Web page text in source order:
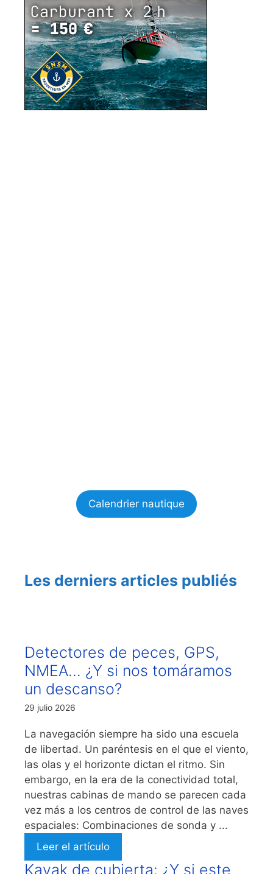
Calendrier nautique
Les derniers articles publiés
Detectores de peces, GPS,
NMEA… ¿Y si nos tomáramos
un descanso?
29 julio 2026
La navegación siempre ha sido una escuela
de libertad. Un paréntesis en el que el viento,
las olas y el horizonte dictan el ritmo. Sin
embargo, en la era de la conectividad total,
nuestras cabinas de mando se parecen cada
vez más a los centros de control de las naves
espaciales: Combinaciones de sonda y ...
Leer el artículo
Kayak de cubierta: ¿Y si este